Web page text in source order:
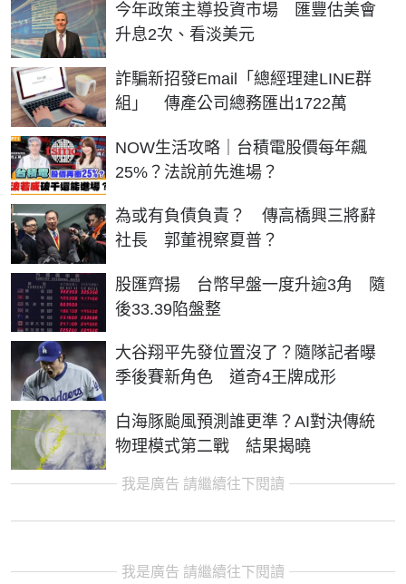
今年政策主導投資市場 匯豐估美會
升息2次、看淡美元
詐騙新招發Email「總經理建LINE群
組」 傳產公司總務匯出1722萬
NOW生活攻略｜台積電股價每年飆
25%？法說前先進場？
為或有負債負責？ 傳高橋興三將辭
社長 郭董視察夏普？
股匯齊揚 台幣早盤一度升逾3角 隨
後33.39陷盤整
大谷翔平先發位置沒了？隨隊記者曝
季後賽新角色 道奇4王牌成形
白海豚颱風預測誰更準？AI對決傳統
物理模式第二戰 結果揭曉
我是廣告 請繼續往下閱讀
我是廣告 請繼續往下閱讀